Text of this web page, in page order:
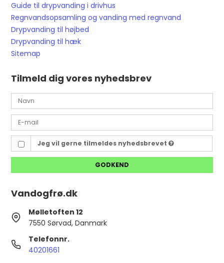
Guide til drypvanding i drivhus
Regnvandsopsamling og vanding med regnvand
Drypvanding til højbed
Drypvanding til hæk
Sitemap
Tilmeld dig vores nyhedsbrev
Jeg vil gerne tilmeldes nyhedsbrevet
GODKEND
Vandogfrø.dk
Mølletoften 12
7550 Sørvad, Danmark
Telefonnr.
40201661